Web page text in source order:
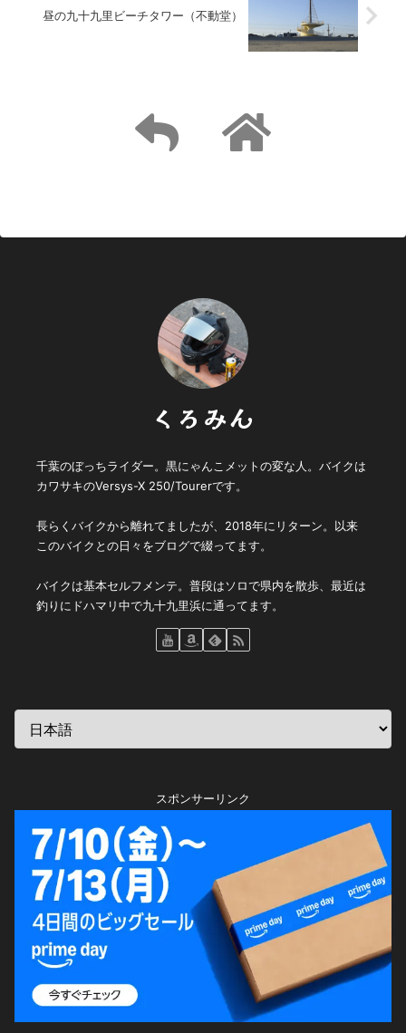
昼の九十九里ビーチタワー（不動堂）
くろみん
千葉のぼっちライダー。黒にゃんこメットの変な人。バイクは
カワサキのVersys-X 250/Tourerです。
長らくバイクから離れてましたが、2018年にリターン。以来
このバイクとの日々をブログで綴ってます。
バイクは基本セルフメンテ。普段はソロで県内を散歩、最近は
釣りにドハマリ中で九十九里浜に通ってます。
スポンサーリンク